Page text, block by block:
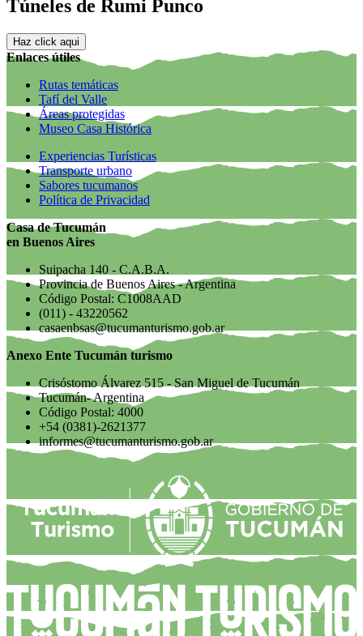
Túneles de Rumi Punco
Haz click aqui
Enlaces útiles
Rutas temáticas
Tafí del Valle
Áreas protegidas
Museo Casa Histórica
Experiencias Turísticas
Transporte urbano
Sabores tucumanos
Política de Privacidad
Casa de Tucumán
en Buenos Aires
Suipacha 140 - C.A.B.A.
Provincia de Buenos Aires - Argentina
Código Postal: C1008AAD
(011) - 43220562
casaenbsas@tucumanturismo.gob.ar
Anexo Ente Tucumán turismo
Crisóstomo Álvarez 515 - San Miguel de Tucumán
Tucumán- Argentina
Código Postal: 4000
+54 (0381)-2621377
informes@tucumanturismo.gob.ar